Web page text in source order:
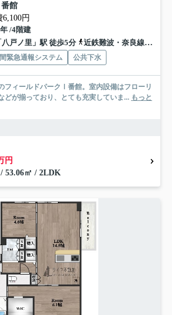
館
円
/4階建
戸ノ里」駅 徒歩5分
近鉄難波・奈良線「河内小阪」駅 徒歩14分
緊急通報システム 公共下水
フィールドパークⅠ番館。室内設備はフローリ
どが揃っており、とても充実していま... もっと
円
53.06㎡ / 2LDK